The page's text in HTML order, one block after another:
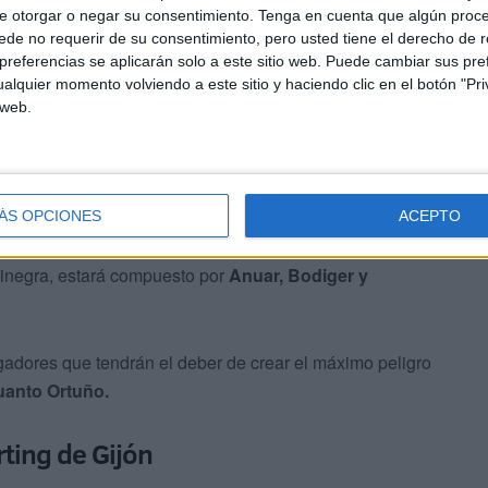
otorgar o negar su consentimiento. Tenga en cuenta que algún
no requerir de su consentimiento, pero usted tiene el derecho de
se aplicarán solo a este sitio web. Puede cambiar sus
momento volviendo a este sitio y haciendo clic en el botón
OPCIONES ACEPTO
de proteger la portería caballa y la zaga estará
, Almenara y Matos
estará compuesto por Anuar, Bodiger y
que tendrán el deber de crear el máximo peligro
Ortuño.
de Gijón